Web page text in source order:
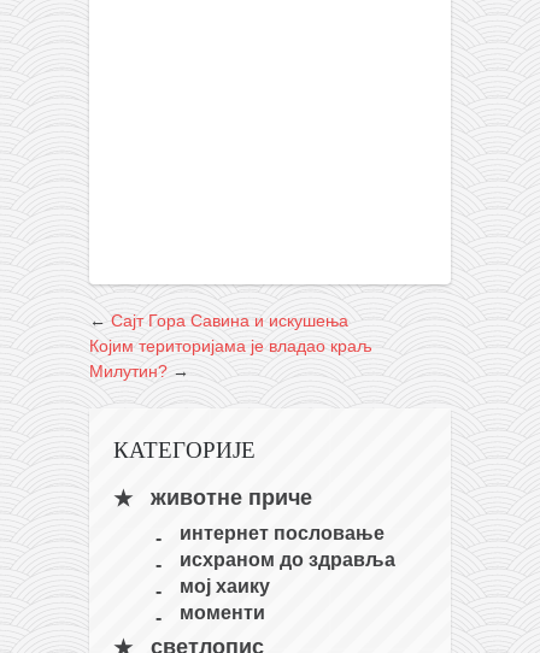
← Сајт Гора Савина и искушења
Којим територијама је владао краљ
Милутин? →
КАТЕГОРИЈЕ
животне приче
интернет пословање
исхраном до здравља
мој хаику
моменти
светлопис